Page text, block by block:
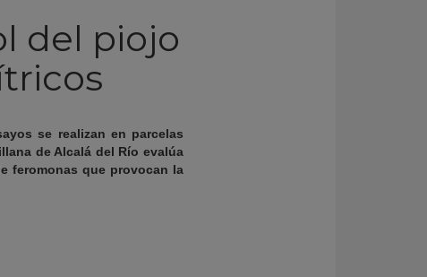
del piojo
se realizan en parcelas
de Alcalá del Río evalúa
feromonas que provocan la